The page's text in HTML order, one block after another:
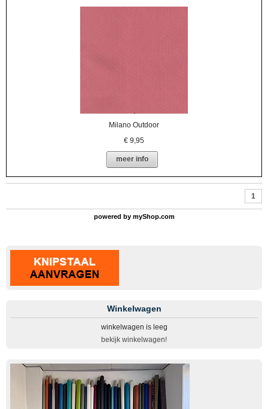
Milano Outdoor
€ 9,95
meer info
1
powered by myShop.com
Winkelwagen
winkelwagen is leeg
bekijk winkelwagen!